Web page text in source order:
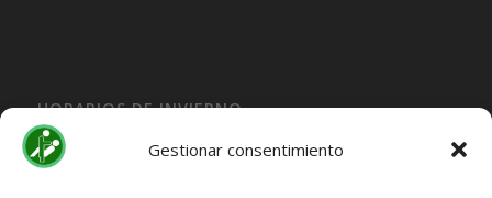
Gestionar consentimiento
HORARIOS DE INVIERNO
Lunes, Martes, Jueves y Viernes:
10:00H a 15:30H